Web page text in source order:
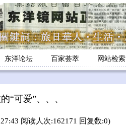
东洋论坛 百家荟萃 网站检索
“可爱”、、、
阅读人次:162171 回复数:0)